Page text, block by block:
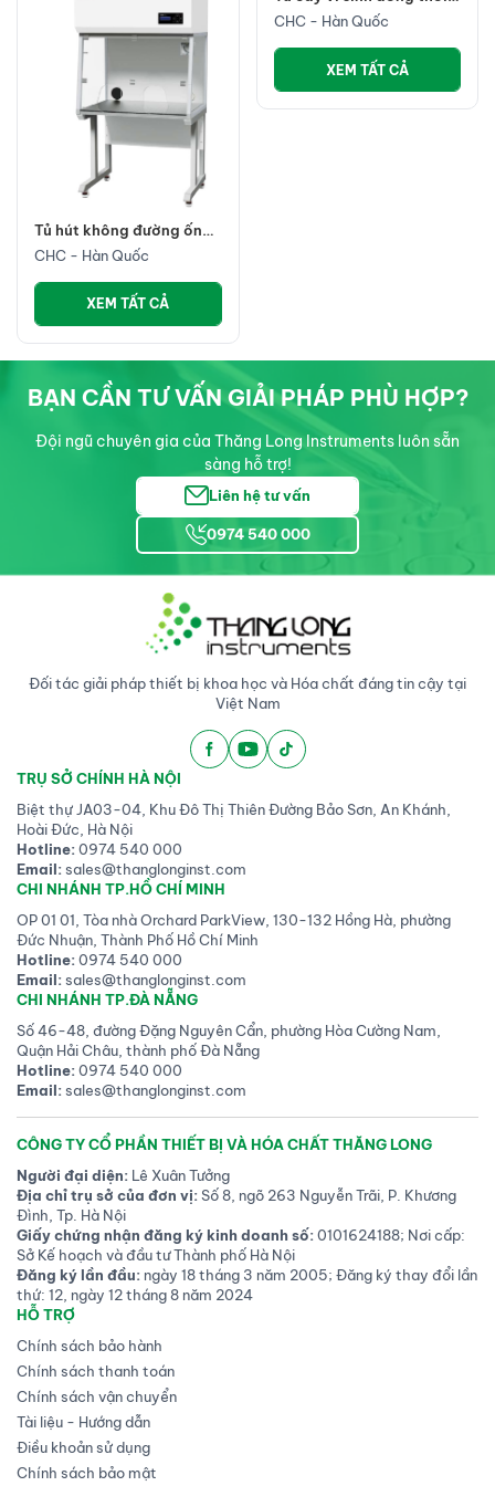
Tủ hút không đường ống
CHC
CHC - Hàn Quốc
XEM TẤT CẢ
BẠN CẦN TƯ VẤN GIẢI PHÁP PHÙ HỢP?
Đội ngũ chuyên gia của Thăng Long Instruments luôn sẵn
sàng hỗ trợ!
Liên hệ tư vấn
0974 540 000
Đối tác giải pháp thiết bị khoa học và Hóa chất đáng tin cậy tại
Việt Nam
TRỤ SỞ CHÍNH HÀ NỘI
Biệt thự JA03-04, Khu Đô Thị Thiên Đường Bảo Sơn, An Khánh,
Hoài Đức, Hà Nội
Hotline:0974 540 000
Email:sales@thanglonginst.com
CHI NHÁNH TP.HỒ CHÍ MINH
OP 01 01, Tòa nhà Orchard ParkView, 130-132 Hồng Hà, phường
Đức Nhuận, Thành Phố Hồ Chí Minh
Hotline:0974 540 000
Email:sales@thanglonginst.com
CHI NHÁNH TP.ĐÀ NẴNG
Số 46-48, đường Đặng Nguyên Cẩn, phường Hòa Cường Nam,
Quận Hải Châu, thành phố Đà Nẵng
Hotline:0974 540 000
Email:sales@thanglonginst.com
CÔNG TY CỔ PHẦN THIẾT BỊ VÀ HÓA CHẤT THĂNG LONG
Người đại diện: Lê Xuân Tưởng
Địa chỉ trụ sở của đơn vị:Số 8, ngõ 263 Nguyễn Trãi, P. Khương
Đình, Tp. Hà Nội
Giấy chứng nhận đăng ký kinh doanh số:0101624188; Nơi cấp:
Sở Kế hoạch và đầu tư Thành phố Hà Nội
Đăng ký lần đầu: ngày 18 tháng 3 năm 2005; Đăng ký thay đổi lần
thứ: 12, ngày 12 tháng 8 năm 2024
HỖ TRỢ
Chính sách bảo hành
Chính sách thanh toán
Chính sách vận chuyển
Tài liệu - Hướng dẫn
Điều khoản sử dụng
Chính sách bảo mật